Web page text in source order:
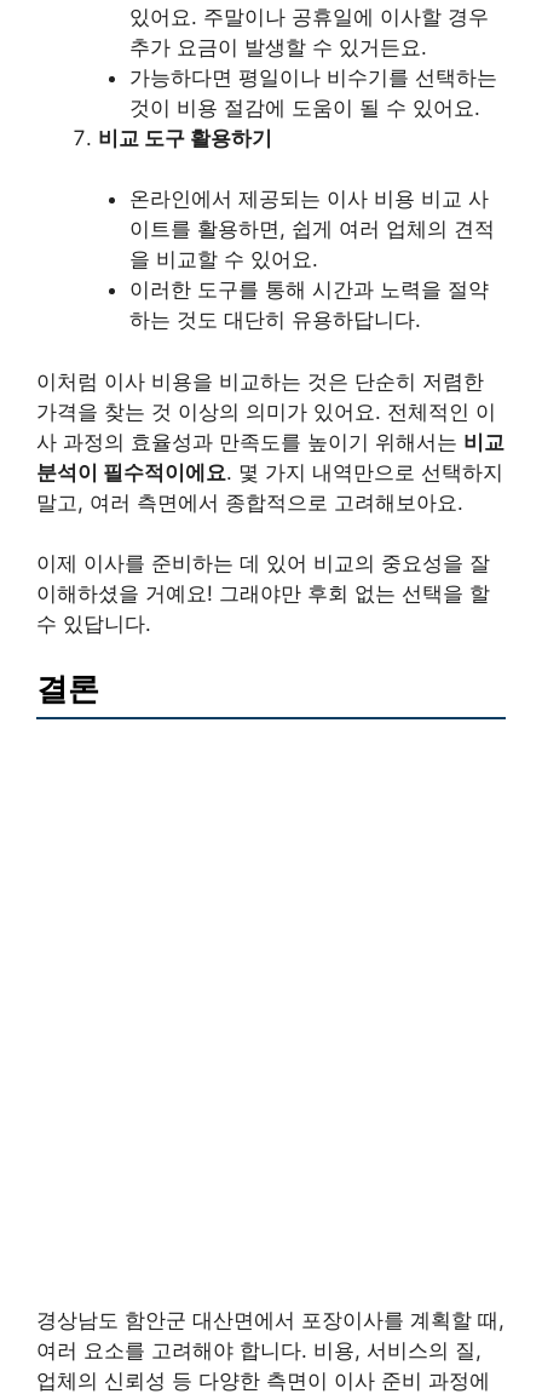
있어요. 주말이나 공휴일에 이사할 경우
추가 요금이 발생할 수 있거든요.
가능하다면 평일이나 비수기를 선택하는
것이 비용 절감에 도움이 될 수 있어요.
비교 도구 활용하기
온라인에서 제공되는 이사 비용 비교 사
이트를 활용하면, 쉽게 여러 업체의 견적
을 비교할 수 있어요.
이러한 도구를 통해 시간과 노력을 절약
하는 것도 대단히 유용하답니다.
이처럼 이사 비용을 비교하는 것은 단순히 저렴한
가격을 찾는 것 이상의 의미가 있어요. 전체적인 이
사 과정의 효율성과 만족도를 높이기 위해서는 비교
분석이 필수적이에요. 몇 가지 내역만으로 선택하지
말고, 여러 측면에서 종합적으로 고려해보아요.
이제 이사를 준비하는 데 있어 비교의 중요성을 잘
이해하셨을 거예요! 그래야만 후회 없는 선택을 할
수 있답니다.
결론
경상남도 함안군 대산면에서 포장이사를 계획할 때,
여러 요소를 고려해야 합니다. 비용, 서비스의 질,
업체의 신뢰성 등 다양한 측면이 이사 준비 과정에